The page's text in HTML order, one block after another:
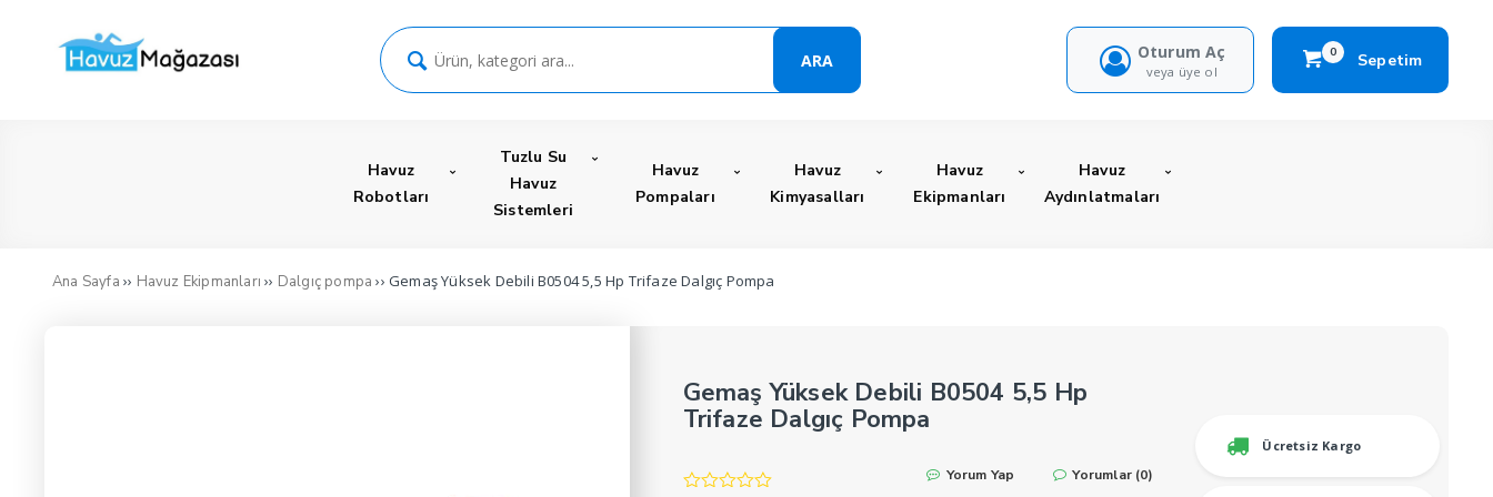
ARA Oturum Aç
veya üye ol
0 Sepetim
Havuz
Robotları
Tuzlu Su
Havuz
Sistemleri
Havuz
Pompaları
Havuz
Kimyasalları
Havuz
Ekipmanları
Havuz
Aydınlatmaları
Ana Sayfa ›› Havuz Ekipmanları ›› Dalgıç pompa ›› Gemaş Yüksek Debili B0504 5,5 Hp Trifaze Dalgıç Pompa
Gemaş Yüksek Debili B0504 5,5 Hp
Trifaze Dalgıç Pompa
Yorum Yap Yorumlar (0)
Ücretsiz Kargo